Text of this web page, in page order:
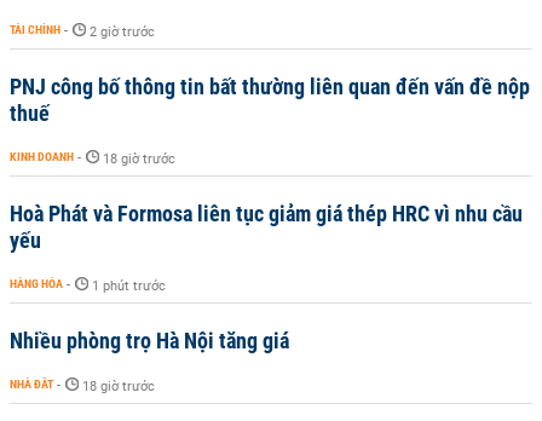
TÀI CHÍNH - 2 giờ trước
PNJ công bố thông tin bất thường liên quan đến vấn đề nộp
thuế
KINH DOANH - 18 giờ trước
Hoà Phát và Formosa liên tục giảm giá thép HRC vì nhu cầu
yếu
HÀNG HÓA - 1 phút trước
Nhiều phòng trọ Hà Nội tăng giá
NHÀ ĐẤT - 18 giờ trước